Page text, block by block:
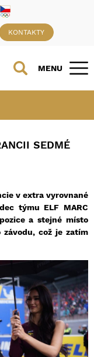
KONTAKTY
MENU
SEDMÉ
v extra vyrovnané
týmu ELF MARC
a stejné místo
což je zatím